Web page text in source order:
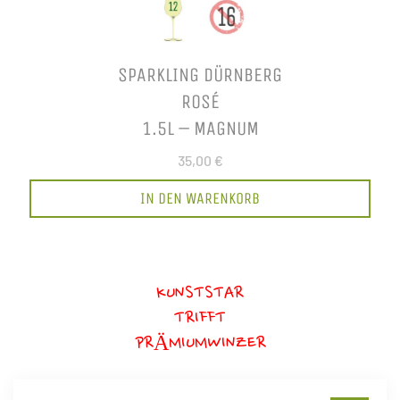
SPARKLING DÜRNBERG
ROSÉ
1.5L – MAGNUM
35,00 €
IN DEN WARENKORB
KUNSTSTAR
TRIFFT
PRÄMIUMWINZER